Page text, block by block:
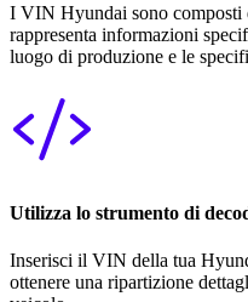
I VIN Hyundai sono composti
rappresenta informazioni
luogo di produzione e le
Utilizza lo strumento di
Inserisci il VIN della tua
ottenere una ripartizione